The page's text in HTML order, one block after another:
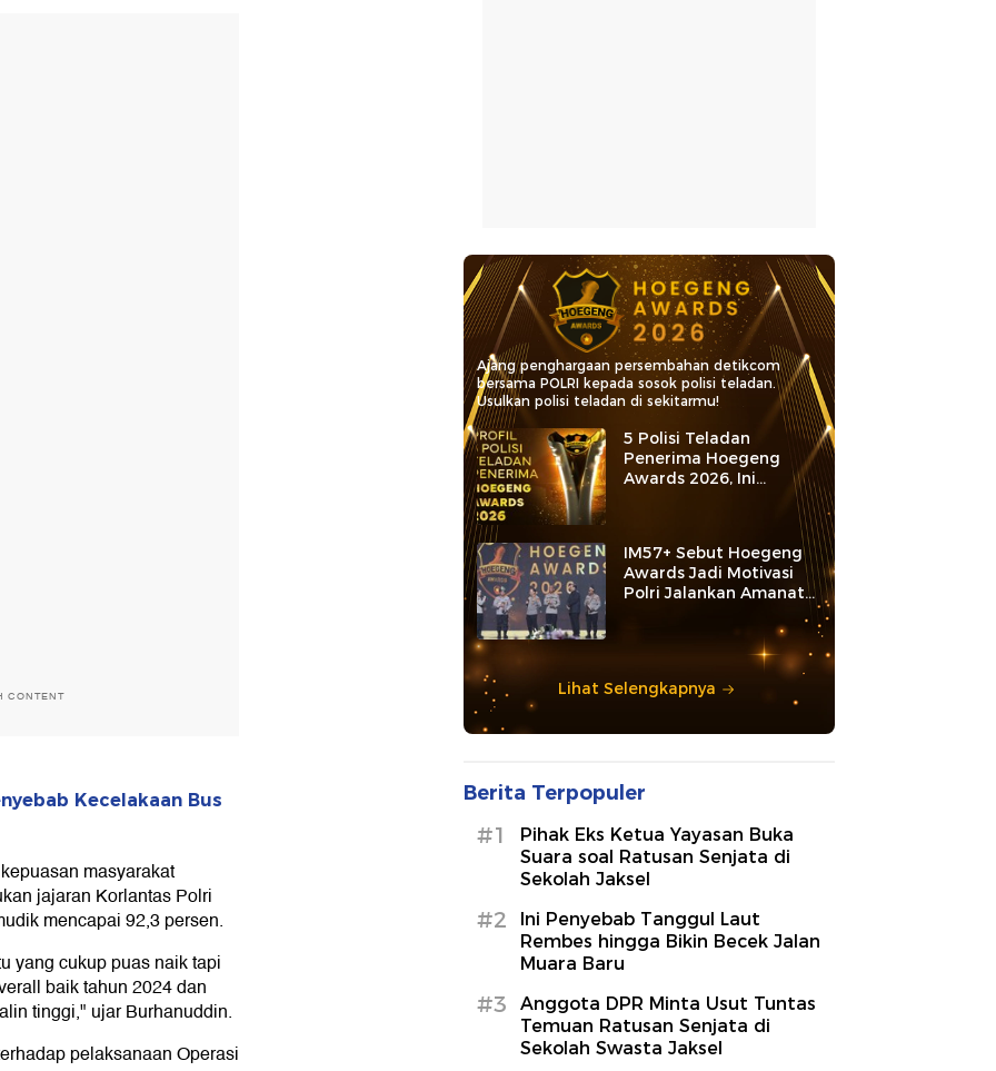
CONTENT
Kecelakaan Bus
masyarakat
jajaran Korlantas Polri
mencapai 92,3 persen.
yang cukup puas naik tapi
baik tahun 2024 dan
tinggi," ujar Burhanuddin.
pelaksanaan Operasi
Ajang penghargaan persembahan detikcom
bersama POLRI kepada sosok polisi teladan.
Usulkan polisi teladan di sekitarmu!
5 Polisi Teladan
Penerima Hoegeng
Awards 2026, Ini
Kategori dan Kiprahnya
IM57+ Sebut Hoegeng
Awards Jadi Motivasi
Polri Jalankan Amanat
Lihat Selengkapnya
Berita Terpopuler
#1
Pihak Eks Ketua Yayasan Buka
Suara soal Ratusan Senjata di
Sekolah Jaksel
#2
Ini Penyebab Tanggul Laut
Rembes hingga Bikin Becek Jalan
Muara Baru
#3
Anggota DPR Minta Usut Tuntas
Temuan Ratusan Senjata di
Sekolah Swasta Jaksel